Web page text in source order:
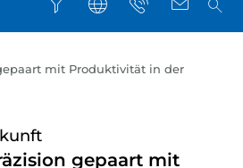
mit Produktivität in der
gepaart mit